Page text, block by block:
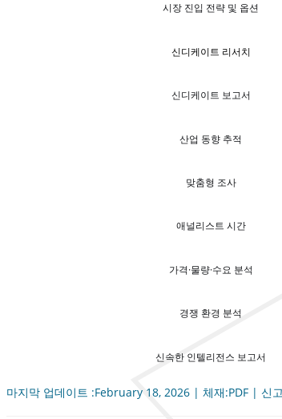
시장 진입 전략 및 옵션
신디케이트 리서치
신디케이트 보고서
산업 동향 추적
맞춤형 조사
애널리스트 시간
가격·물량·수요 분석
경쟁 환경 분석
신속한 인텔리전스 보고서
마지막 업데이트 :February 18, 2026 | 체재:PDF | 신